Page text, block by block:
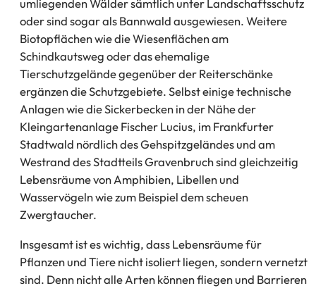
umliegenden Wälder sämtlich unter Landschaftsschutz
oder sind sogar als Bannwald ausgewiesen. Weitere
Biotopflächen wie die Wiesenflächen am
Schindkautsweg oder das ehemalige
Tierschutzgelände gegenüber der Reiterschänke
ergänzen die Schutzgebiete. Selbst einige technische
Anlagen wie die Sickerbecken in der Nähe der
Kleingartenanlage Fischer Lucius, im Frankfurter
Stadtwald nördlich des Gehspitzgeländes und am
Westrand des Stadtteils Gravenbruch sind gleichzeitig
Lebensräume von Amphibien, Libellen und
Wasservögeln wie zum Beispiel dem scheuen
Zwergtaucher.
Insgesamt ist es wichtig, dass Lebensräume für
Pflanzen und Tiere nicht isoliert liegen, sondern vernetzt
sind. Denn nicht alle Arten können fliegen und Barrieren